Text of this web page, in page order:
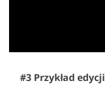
#3 Przykład